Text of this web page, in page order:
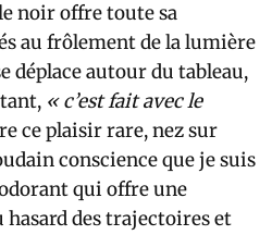
noir offre toute sa
au frôlement de la lumière
déplace autour du tableau,
« c’est fait avec le
ce plaisir rare, nez sur
conscience que je suis
qui offre une
des trajectoires et